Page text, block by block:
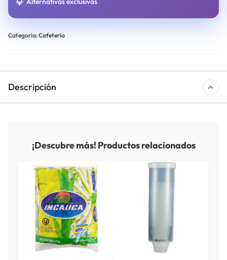
Categoría:Cafetería
Descripción
¡Descubre más! Productos relacionados